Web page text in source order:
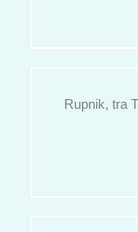
Rupnik, tra